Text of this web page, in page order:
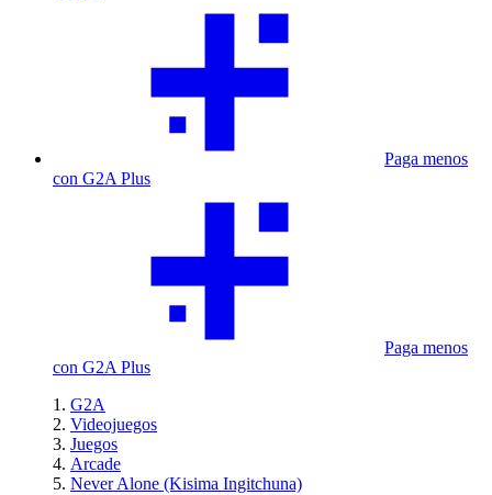
Paga menos
con G2A Plus
Paga menos
con G2A Plus
G2A
Videojuegos
Juegos
Arcade
Never Alone (Kisima Ingitchuna)